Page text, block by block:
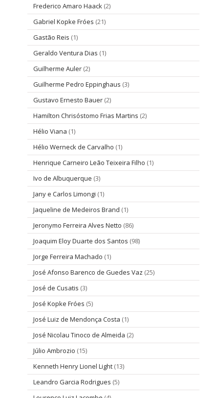
Frederico Amaro Haack (2)
Gabriel Kopke Fróes (21)
Gastão Reis (1)
Geraldo Ventura Dias (1)
Guilherme Auler (2)
Guilherme Pedro Eppinghaus (3)
Gustavo Ernesto Bauer (2)
Hamilton Chrisóstomo Frias Martins (2)
Hélio Viana (1)
Hélio Werneck de Carvalho (1)
Henrique Carneiro Leão Teixeira Filho (1)
Ivo de Albuquerque (3)
Jany e Carlos Limongi (1)
Jaqueline de Medeiros Brand (1)
Jeronymo Ferreira Alves Netto (86)
Joaquim Eloy Duarte dos Santos (98)
Jorge Ferreira Machado (1)
José Afonso Barenco de Guedes Vaz (25)
José de Cusatis (3)
José Kopke Fróes (5)
José Luiz de Mendonça Costa (1)
José Nicolau Tinoco de Almeida (2)
Júlio Ambrozio (15)
Kenneth Henry Lionel Light (13)
Leandro Garcia Rodrigues (5)